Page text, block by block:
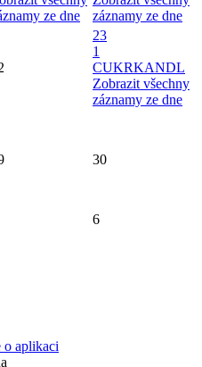
ze dne
záznamy ze dne
23
1
CUKRKANDL
Zobrazit všechny
záznamy ze dne
30
6
o aplikaci